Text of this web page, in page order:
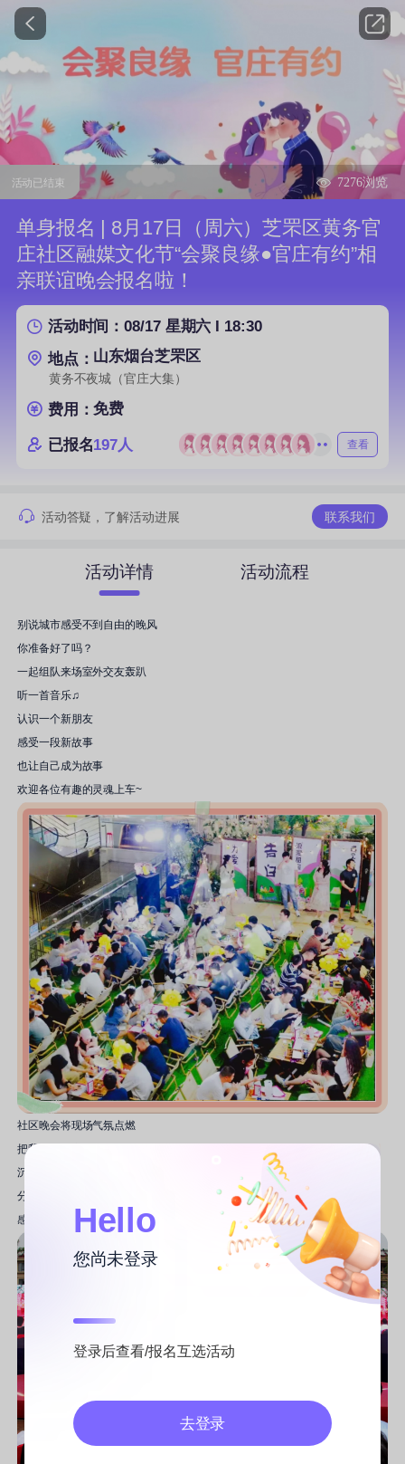
活动已结束 7276浏览
单身报名 | 8月17日（周六）芝罘区黄务官
庄社区融媒文化节“会聚良缘●官庄有约”相
亲联谊晚会报名啦！
活动时间：08/17 星期六 I 18:30
地点： 山东烟台芝罘区
黄务不夜城（官庄大集）
费用：免费
已报名197人 查看
活动答疑，了解活动进展 联系我们
活动详情 活动流程
别说城市感受不到自由的晚风
你准备好了吗？
一起组队来场室外交友轰趴
听一首音乐♫
认识一个新朋友
感受一段新故事
也让自己成为故事
欢迎各位有趣的灵魂上车~
社区晚会将现场气氛点燃
把我们的身心唤醒
沉浸在音乐的海洋中
分享着心灵故事
感受着彼此的温暖Hello
您尚未登录
登录后查看/报名互选活动
去登录